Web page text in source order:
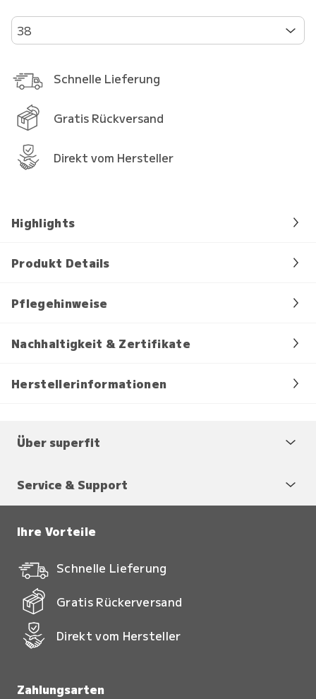
38
Schnelle Lieferung
Gratis Rückversand
Direkt vom Hersteller
Highlights
Produkt Details
Pflegehinweise
Nachhaltigkeit & Zertifikate
Herstellerinformationen
Über superfit
Service & Support
Ihre Vorteile
Schnelle Lieferung
Gratis Rückerversand
Direkt vom Hersteller
Zahlungsarten